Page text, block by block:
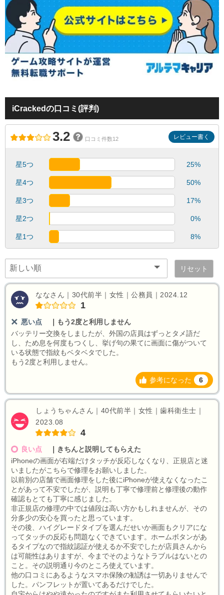
iCrackedの口コミ(評判)
3.2 口コミ件数12 レビュー書く
星5つ 25%
星4つ 50%
星3つ 17%
星2つ 0%
星1つ 8%
リセット
ななさん｜30代前半｜女性｜公務員｜2024.12
1
悪い点
もう2度と利用しません
バッテリー交換をしましたが、外国の店員はずっとタメ語だ
し、ため息を何度もつくし、挙げ句の果てに画面に傷がついて
いる状態で指紋もベタベタでした。
もう2度と利用しません。
参考になった 6
しょうちゃんさん｜40代前半｜女性｜歯科衛生士｜
2023.08
4
良い点
きちんと説明してもらえた
iPhoneの画面が右端だけタッチが反応しなくなり、正規店と迷
いましたがこちらで修理をお願いしました。
以前別の店舗で画面修理をした後にiPhoneが使えなくなったこ
とがあって不安でしたが、説明も丁寧で修理前と修理後の動作
確認もとても丁寧に感じました。
非正規店の修理の中では値段は高い方かもしれませんが、その
分多少の安心を買ったと思っています。
その後、ハイグレードタイプを選んだせいか画面もクリアにな
ってタッチの反応も問題なくできています。ホームボタンがあ
るタイプなので指紋認証が使えるか不安でしたが店員さんから
は可能性はありますが、今までそのようなトラブルはないとの
こと。その説明通り今のところ使えています。
他の口コミにあるようなスマホ保険の勧誘は一切ありませんで
した。パンフレットが置いてあるだけでした。